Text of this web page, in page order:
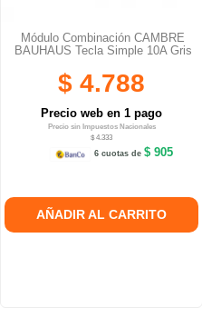
Módulo Combinación CAMBRE
BAUHAUS Tecla Simple 10A Gris
$ 4.788
Precio web en 1 pago
Precio sin Impuestos Nacionales
$ 4.333
6 cuotas de$ 905
AÑADIR AL CARRITO